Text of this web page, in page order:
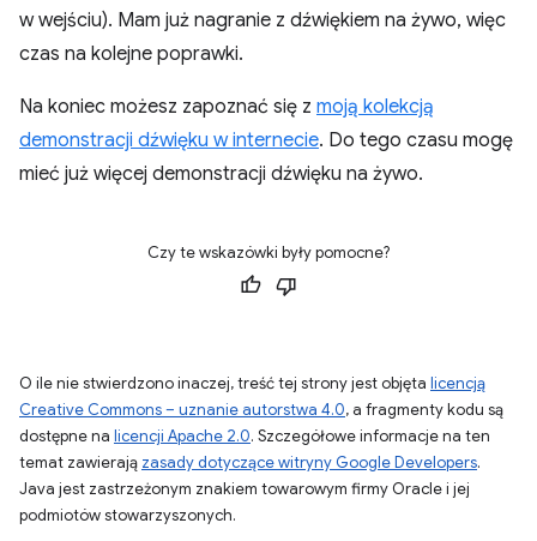
w wejściu). Mam już nagranie z dźwiękiem na żywo, więc
czas na kolejne poprawki.
Na koniec możesz zapoznać się z moją kolekcją
demonstracji dźwięku w internecie. Do tego czasu mogę
mieć już więcej demonstracji dźwięku na żywo.
Czy te wskazówki były pomocne?
O ile nie stwierdzono inaczej, treść tej strony jest objęta licencją
Creative Commons – uznanie autorstwa 4.0, a fragmenty kodu są
dostępne na licencji Apache 2.0. Szczegółowe informacje na ten
temat zawierają zasady dotyczące witryny Google Developers.
Java jest zastrzeżonym znakiem towarowym firmy Oracle i jej
podmiotów stowarzyszonych.